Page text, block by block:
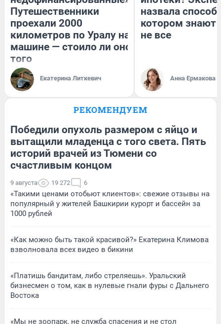
Путешественники
проехали 2000
километров по Уралу на
машине — стоило ли оно
того
Екатерина Литкевич
назвала
котором знают
не все
Анна Ермакова
РЕКОМЕНДУЕМ
Победили опухоль размером с яйцо и
вытащили младенца с того света. Пять
историй врачей из Тюмени со
счастливым концом
9 августа 19 272 6
«Такими ценами отобьют клиентов»: свежие отзывы на
популярный у жителей Башкирии курорт и бассейн за
1000 рублей
«Как можно быть такой красивой?» Екатерина Климова
взволновала всех видео в бикини
«Платишь бандитам, либо стреляешь». Уральский
бизнесмен о том, как в нулевые гнали фуры с Дальнего
Востока
«Мы не зоопарк, не служба спасения и не стол